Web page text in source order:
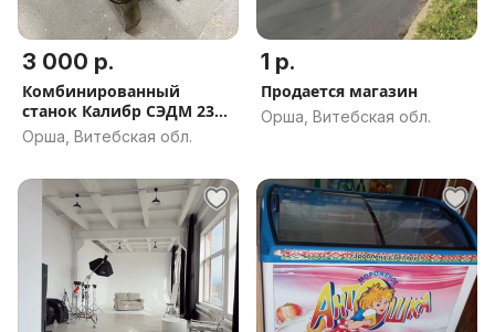
3 000 р.
Комбинированный
станок Калибр СЭДМ 2300
+ Р
Орша, Витебская обл.
1 р.
Продается магазин
Орша, Витебская обл.